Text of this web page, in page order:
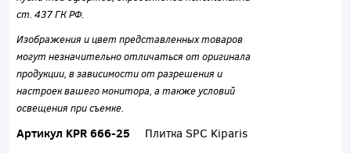
ст. 437 ГК РФ.
Изображения и цвет представленных товаров
могут незначительно отличаться от оригинала
продукции, в зависимости от разрешения и
настроек вашего монитора, а также условий
освещения при съемке.
Артикул KPR 666-25 Плитка SPC Kiparis